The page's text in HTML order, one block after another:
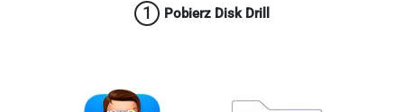
1 Pobierz Disk Drill